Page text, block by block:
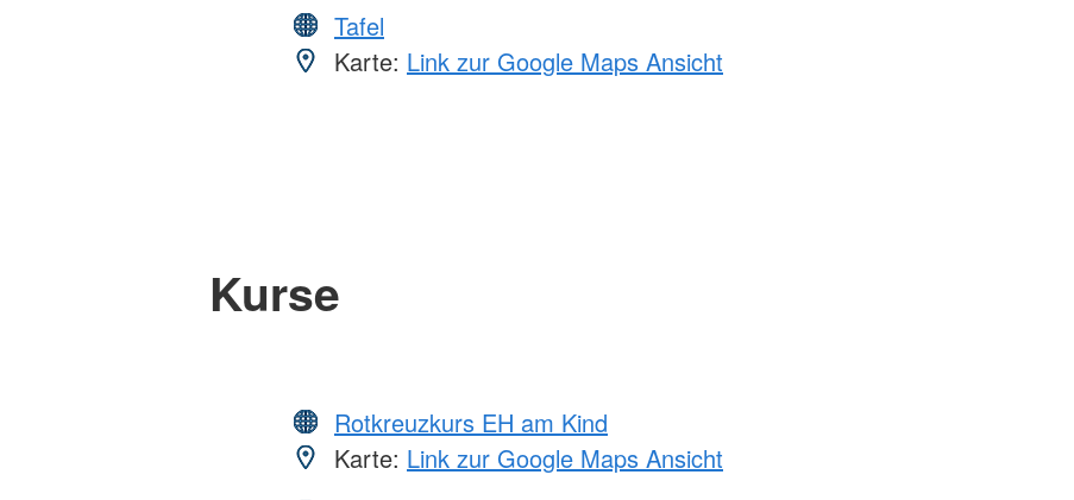
Tafel
Karte: Link zur Google Maps Ansicht
Kurse
Rotkreuzkurs EH am Kind
Karte: Link zur Google Maps Ansicht